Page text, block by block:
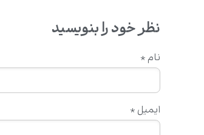
نظر خود را بنویسید
نام *
ایمیل *